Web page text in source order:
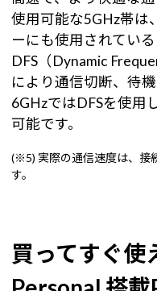
使用可能な5GHz帯は
ーにも使用されてい
DFS（Dynamic
により通信切断、待
6GHzではDFSを使用
可能です。
(※5) 実際の通信速度は、接
す。
買ってすぐ